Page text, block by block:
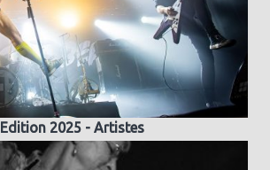
Edition 2025 - Artistes